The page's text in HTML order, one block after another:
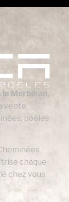
Morbihan,
vente,
poêles
chaque
chez vous.